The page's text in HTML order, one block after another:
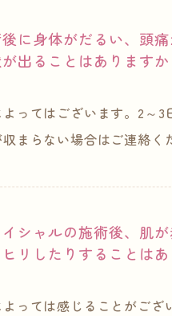
に身体がだるい、頭
出ることはありますか
ってはございます。2～3
まらない場合はご連絡く
シャルの施術後、肌
ヒリしたりすることは
っては感じることがござ